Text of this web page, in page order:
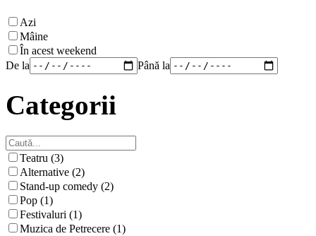
Azi
Mâine
În acest weekend
De la
Până la
Categorii
Teatru (3)
Alternative (2)
Stand-up comedy (2)
Pop (1)
Festivaluri (1)
Muzica de Petrecere (1)